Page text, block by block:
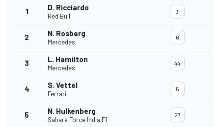
1 D. Ricciardo
Red Bull
3
2 N. Rosberg
Mercedes
6
3 L. Hamilton
Mercedes
44
4 S. Vettel
Ferrari
5
5 N. Hulkenberg
Sahara Force India F1
27